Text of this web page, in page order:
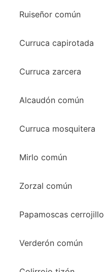
Ruiseñor común
Curruca capirotada
Curruca zarcera
Alcaudón común
Curruca mosquitera
Mirlo común
Zorzal común
Papamoscas cerrojillo
Verderón común